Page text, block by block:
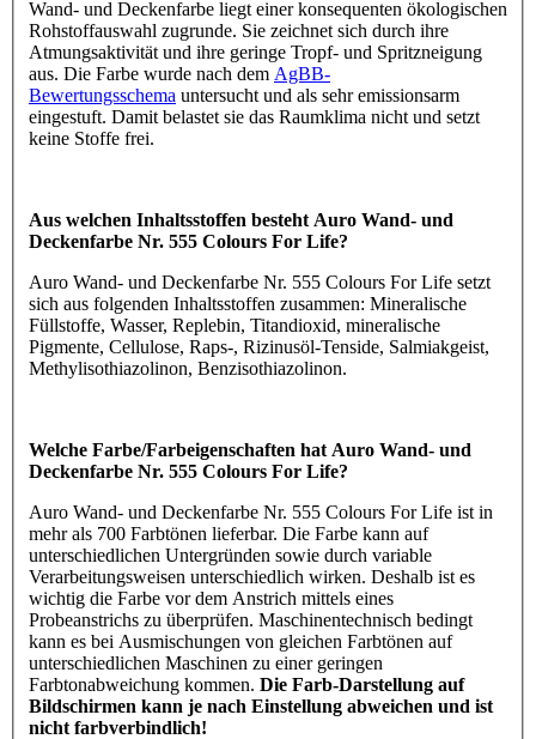
Wand- und Deckenfarbe liegt einer konsequenten ökologischen
Rohstoffauswahl zugrunde. Sie zeichnet sich durch ihre
Atmungsaktivität und ihre geringe Tropf- und Spritzneigung
aus. Die Farbe wurde nach dem AgBB-
Bewertungsschema untersucht und als sehr emissionsarm
eingestuft. Damit belastet sie das Raumklima nicht und setzt
keine Stoffe frei.
Aus welchen Inhaltsstoffen besteht Auro Wand- und
Deckenfarbe Nr. 555 Colours For Life?
Auro Wand- und Deckenfarbe Nr. 555 Colours For Life setzt
sich aus folgenden Inhaltsstoffen zusammen: Mineralische
Füllstoffe, Wasser, Replebin, Titandioxid, mineralische
Pigmente, Cellulose, Raps-, Rizinusöl-Tenside, Salmiakgeist,
Methylisothiazolinon, Benzisothiazolinon.
Welche Farbe/Farbeigenschaften hat Auro Wand- und
Deckenfarbe Nr. 555 Colours For Life?
Auro Wand- und Deckenfarbe Nr. 555 Colours For Life ist in
mehr als 700 Farbtönen lieferbar. Die Farbe kann auf
unterschiedlichen Untergründen sowie durch variable
Verarbeitungsweisen unterschiedlich wirken. Deshalb ist es
wichtig die Farbe vor dem Anstrich mittels eines
Probeanstrichs zu überprüfen. Maschinentechnisch bedingt
kann es bei Ausmischungen von gleichen Farbtönen auf
unterschiedlichen Maschinen zu einer geringen
Farbtonabweichung kommen. Die Farb-Darstellung auf
Bildschirmen kann je nach Einstellung abweichen und ist
nicht farbverbindlich!